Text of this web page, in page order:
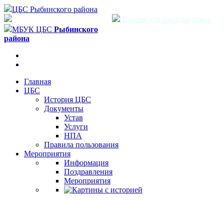
ЦБС Рыбинского района
Версия для слабовидящих
МБУК ЦБС Рыбинского
района
Главная
ЦБС
История ЦБС
Документы
Устав
Услуги
НПА
Правила пользования
Мероприятия
Информация
Поздравления
Мероприятия